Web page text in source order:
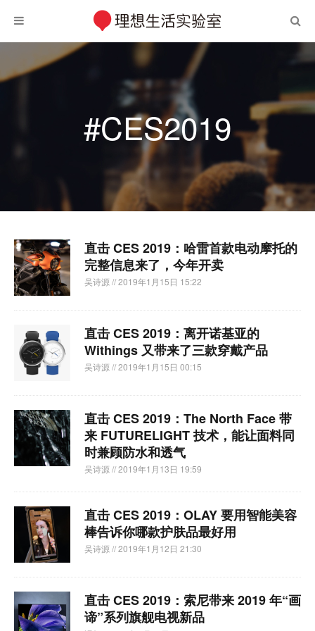
#CES2019
直击 CES 2019：哈雷首款电动摩托的
完整信息来了，今年开卖
吴诗源 // 2019年1月15日 15:22
直击 CES 2019：离开诺基亚的
Withings 又带来了三款穿戴产品
吴诗源 // 2019年1月15日 00:15
直击 CES 2019：The North Face 带
来 FUTURELIGHT 技术，能让面料同
时兼顾防水和透气
吴诗源 // 2019年1月13日 19:59
直击 CES 2019：OLAY 要用智能美容
棒告诉你哪款护肤品最好用
吴诗源 // 2019年1月12日 21:30
直击 CES 2019：索尼带来 2019 年“画
谛”系列旗舰电视新品